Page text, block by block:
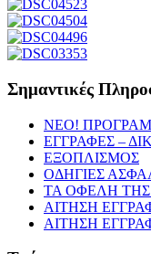
Σημαντικές
NEO!
ΕΓΓΡΑΦΕΣ –
ΕΞΟΠΛΙΣΜΟΣ
ΟΔΗΓΙΕΣ
ΤΑ ΟΦΕΛΗ ΤΗΣ
ΑΙΤΗΣΗ
ΑΙΤΗΣΗ